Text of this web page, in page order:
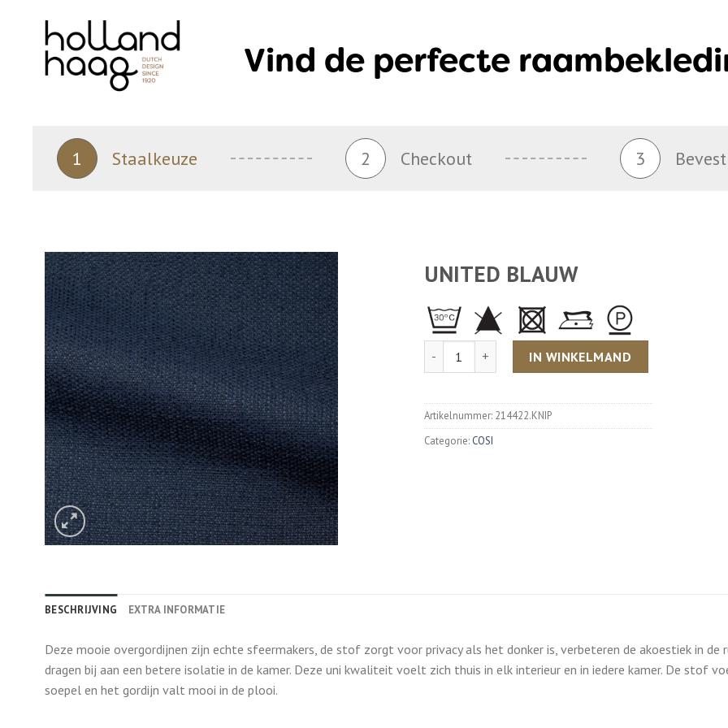
Vind de perfecte
1 Staalkeuze 2 Checkout 3
UNITED BLAUW
IN WINKELMAND
Artikelnummer: 214422.KNIP
Categorie: COSI
BESCHRIJVING EXTRA INFORMATIE
Deze mooie overgordijnen zijn echte sfeermakers, de stof zorgt voor privacy als het donker is, verbeteren de akoestiek in de
dragen bij aan een betere isolatie in de kamer. Deze uni kwaliteit voelt zich thuis in elk interieur en in iedere kamer. De stof
soepel en het gordijn valt mooi in de plooi.